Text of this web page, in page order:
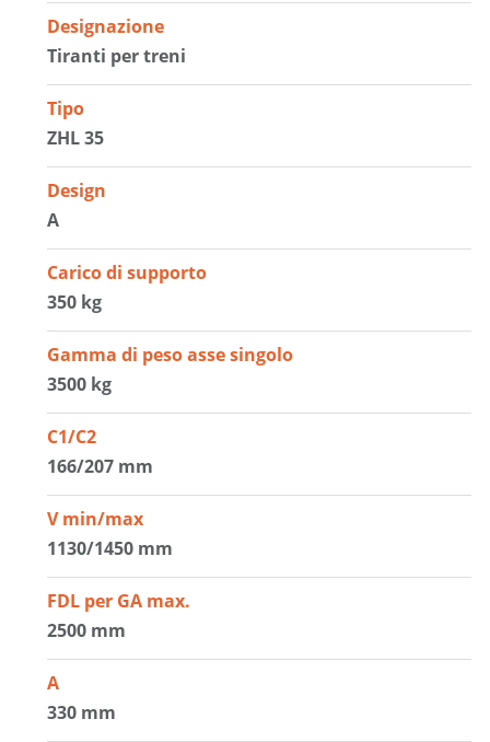
Designazione
Tiranti per treni
Tipo
ZHL 35
Design
A
Carico di supporto
350 kg
Gamma di peso asse singolo
3500 kg
C1/C2
166/207 mm
V min/max
1130/1450 mm
FDL per GA max.
2500 mm
A
330 mm